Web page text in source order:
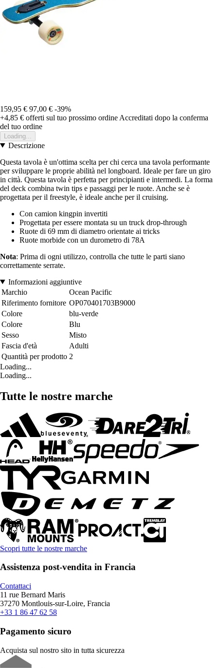
159,95 € 97,00 € -39%
+4,85 € offerti sul tuo prossimo ordine Accreditati dopo la conferma
del tuo ordine
Loading...
Descrizione
Questa tavola è un'ottima scelta per chi cerca una tavola performante
per sviluppare le proprie abilità nel longboard. Ideale per fare un giro
in città. Questa tavola è perfetta per principianti e intermedi. La forma
del deck combina twin tips e passaggi per le ruote. Anche se è
progettata per il freestyle, è ideale anche per il cruising.
Con camion kingpin invertiti
Progettata per essere montata su un truck drop-through
Ruote di 69 mm di diametro orientate ai tricks
Ruote morbide con un durometro di 78A
Nota: Prima di ogni utilizzo, controlla che tutte le parti siano
correttamente serrate.
Informazioni aggiuntive
Marchio
Ocean Pacific
Riferimento fornitore OP070401703B9000
Colore
blu-verde
Colore
Blu
Sesso
Misto
Fascia d'età
Adulti
Quantità per prodotto 2
Loading...
Loading...
Tutte le nostre marche
Scopri tutte le nostre marche
Assistenza post-vendita in Francia
Contattaci
11 rue Bernard Maris
37270 Montlouis-sur-Loire, Francia
+33 1 86 47 62 58
Pagamento sicuro
Acquista sul nostro sito in tutta sicurezza